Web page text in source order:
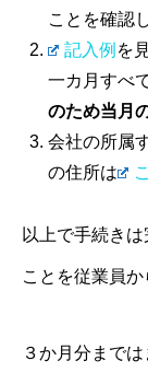
ことを確認
記入例 を
一カ月すべ
のため当月
会社の所属
の住所は
以上で手続き
ことを従業員か
３か月分まで